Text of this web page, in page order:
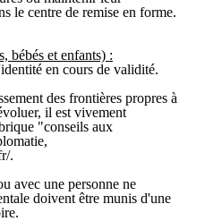
le centre de remise en forme.
bébés et enfants) :
en cours de validité.
des frontières propres à
il est vivement
"conseils aux
.
avec une personne ne
doivent être munis d'une